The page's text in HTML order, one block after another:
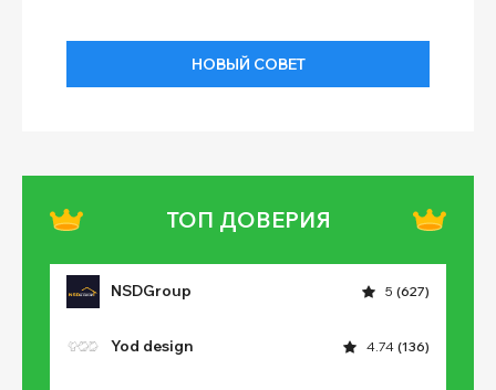
НОВЫЙ СОВЕТ
ТОП ДОВЕРИЯ
NSDGroup 5 (627)
Yod design 4.74 (136)